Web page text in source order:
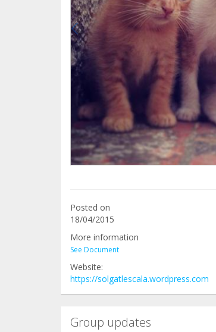
Posted on
18/04/2015
More information
See Document
Website:
https://solgatlescala.wordpress.com
Group updates